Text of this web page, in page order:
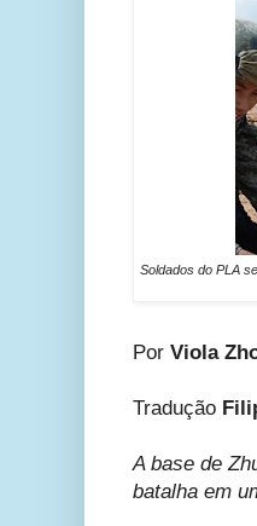
Soldados do PLA
Por Viola
Tradução
A base de
batalha em